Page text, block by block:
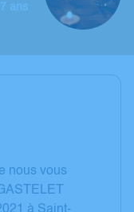
ans
nous vous